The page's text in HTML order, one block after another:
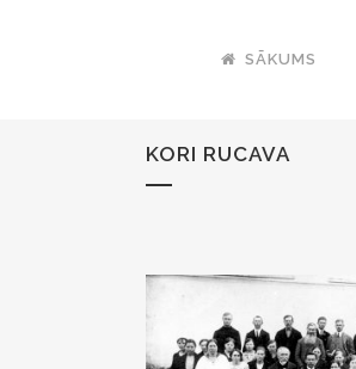
SĀKUMS
KORI RUCAVA